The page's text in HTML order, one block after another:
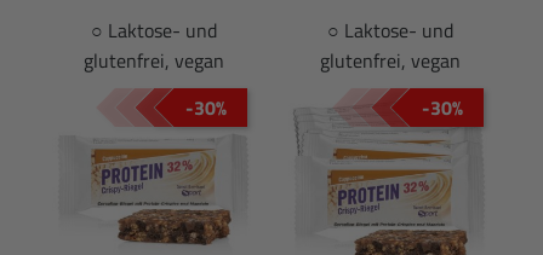
○ Laktose- und
glutenfrei, vegan
○ Laktose- und
glutenfrei, vegan
-30%
-30%